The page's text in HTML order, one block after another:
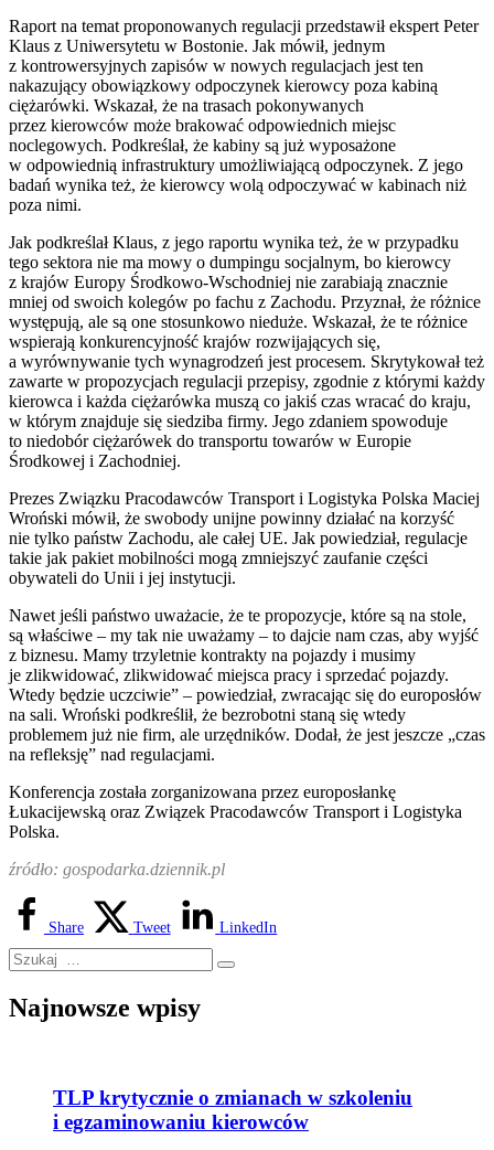
Raport na temat proponowanych regulacji przedstawił ekspert Peter
Klaus z Uniwersytetu w Bostonie. Jak mówił, jednym
z kontrowersyjnych zapisów w nowych regulacjach jest ten
nakazujący obowiązkowy odpoczynek kierowcy poza kabiną
ciężarówki. Wskazał, że na trasach pokonywanych
przez kierowców może brakować odpowiednich miejsc
noclegowych. Podkreślał, że kabiny są już wyposażone
w odpowiednią infrastruktury umożliwiającą odpoczynek. Z jego
badań wynika też, że kierowcy wolą odpoczywać w kabinach niż
poza nimi.
Jak podkreślał Klaus, z jego raportu wynika też, że w przypadku
tego sektora nie ma mowy o dumpingu socjalnym, bo kierowcy
z krajów Europy Środkowo-Wschodniej nie zarabiają znacznie
mniej od swoich kolegów po fachu z Zachodu. Przyznał, że różnice
występują, ale są one stosunkowo nieduże. Wskazał, że te różnice
wspierają konkurencyjność krajów rozwijających się,
a wyrównywanie tych wynagrodzeń jest procesem. Skrytykował też
zawarte w propozycjach regulacji przepisy, zgodnie z którymi każdy
kierowca i każda ciężarówka muszą co jakiś czas wracać do kraju,
w którym znajduje się siedziba firmy. Jego zdaniem spowoduje
to niedobór ciężarówek do transportu towarów w Europie
Środkowej i Zachodniej.
Prezes Związku Pracodawców Transport i Logistyka Polska Maciej
Wroński mówił, że swobody unijne powinny działać na korzyść
nie tylko państw Zachodu, ale całej UE. Jak powiedział, regulacje
takie jak pakiet mobilności mogą zmniejszyć zaufanie części
obywateli do Unii i jej instytucji.
Nawet jeśli państwo uważacie, że te propozycje, które są na stole,
są właściwe – my tak nie uważamy – to dajcie nam czas, aby wyjść
z biznesu. Mamy trzyletnie kontrakty na pojazdy i musimy
je zlikwidować, zlikwidować miejsca pracy i sprzedać pojazdy.
Wtedy będzie uczciwie” – powiedział, zwracając się do europosłów
na sali. Wroński podkreślił, że bezrobotni staną się wtedy
problemem już nie firm, ale urzędników. Dodał, że jest jeszcze „czas
na refleksję” nad regulacjami.
Konferencja została zorganizowana przez europosłankę
Łukacijewską oraz Związek Pracodawców Transport i Logistyka
Polska.
źródło: gospodarka.dziennik.pl
Share Tweet LinkedIn
Najnowsze wpisy
TLP krytycznie o zmianach w szkoleniu
i egzaminowaniu kierowców